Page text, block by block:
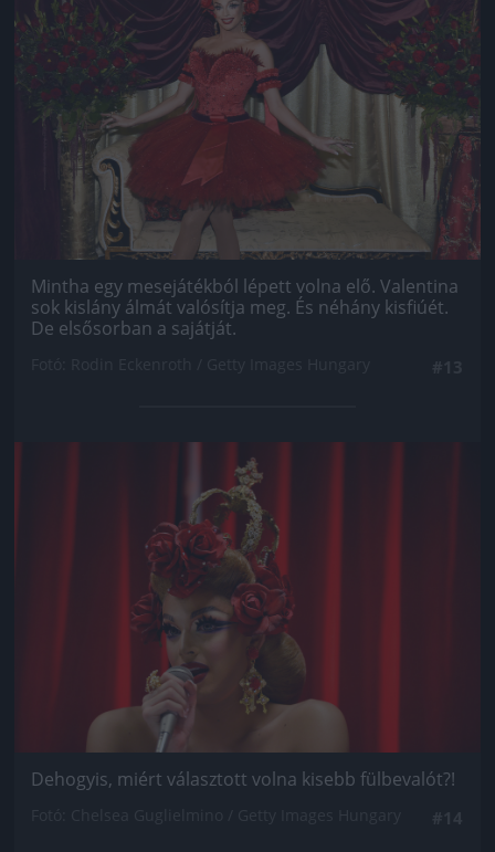
Mintha egy mesejátékból lépett volna elő. Valentina
sok kislány álmát valósítja meg. És néhány kisfiúét.
De elsősorban a sajátját.
Jön még kép!
Dehogyis, miért választott volna kisebb fülbevalót?!